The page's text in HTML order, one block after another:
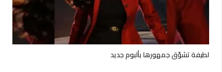
لطيفة تشوّق جمهورها بألبوم جديد